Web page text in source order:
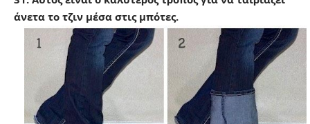
άνετα το τζιν μέσα στις μπότες.